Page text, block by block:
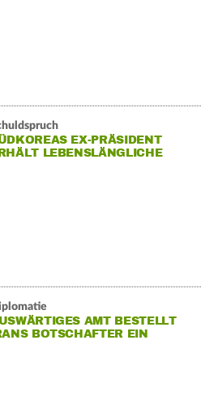
EX-PRÄSIDENT
LEBENSLÄNGLICHE
AMT BESTELLT
BOTSCHAFTER EIN